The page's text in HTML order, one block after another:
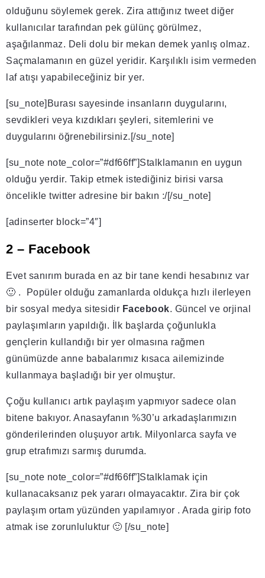
olduğunu söylemek gerek. Zira attığınız tweet diğer
kullanıcılar tarafından pek gülünç görülmez,
aşağılanmaz. Deli dolu bir mekan demek yanlış olmaz.
Saçmalamanın en güzel yeridir. Karşılıklı isim vermeden
laf atışı yapabileceğiniz bir yer.
[su_note]Burası sayesinde insanların duygularını,
sevdikleri veya kızdıkları şeyleri, sitemlerini ve
duygularını öğrenebilirsiniz.[/su_note]
[su_note note_color=”#df66ff”]Stalklamanın en uygun
olduğu yerdir. Takip etmek istediğiniz birisi varsa
öncelikle twitter adresine bir bakın :/[/su_note]
[adinserter block=”4″]
2 – Facebook
Evet sanırım burada en az bir tane kendi hesabınız var
🙂 . Popüler olduğu zamanlarda oldukça hızlı ilerleyen
bir sosyal medya sitesidir Facebook. Güncel ve orjinal
paylaşımların yapıldığı. İlk başlarda çoğunlukla
gençlerin kullandığı bir yer olmasına rağmen
günümüzde anne babalarımız kısaca ailemizinde
kullanmaya başladığı bir yer olmuştur.
Çoğu kullanıcı artık paylaşım yapmıyor sadece olan
bitene bakıyor. Anasayfanın %30’u arkadaşlarımızın
gönderilerinden oluşuyor artık. Milyonlarca sayfa ve
grup etrafımızı sarmış durumda.
[su_note note_color=”#df66ff”]Stalklamak için
kullanacaksanız pek yararı olmayacaktır. Zira bir çok
paylaşım ortam yüzünden yapılamıyor . Arada girip foto
atmak ise zorunluluktur 🙂 [/su_note]